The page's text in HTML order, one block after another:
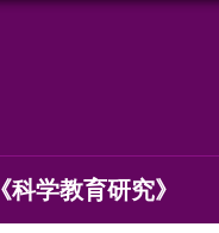
《科学教育研究》